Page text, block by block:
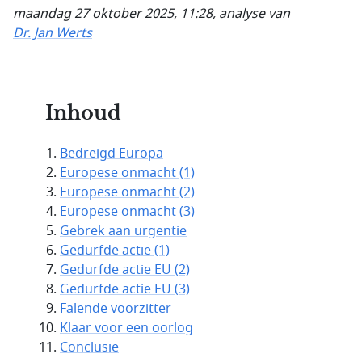
maandag 27 oktober 2025, 11:28, analyse van
Dr. Jan Werts
Inhoud
Bedreigd Europa
Europese onmacht (1)
Europese onmacht (2)
Europese onmacht (3)
Gebrek aan urgentie
Gedurfde actie (1)
Gedurfde actie EU (2)
Gedurfde actie EU (3)
Falende voorzitter
Klaar voor een oorlog
Conclusie